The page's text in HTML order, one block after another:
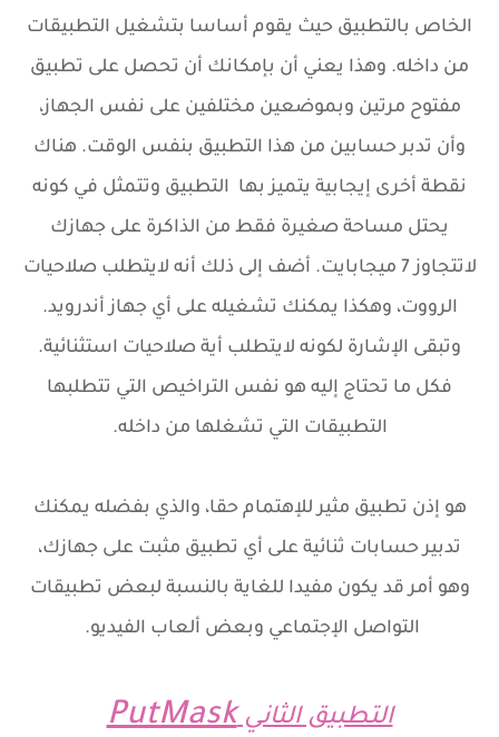
الخاص بالتطبيق حيث يقوم أساسا بتشغيل التطبيقات
من داخله. وهذا يعني أن بإمكانك أن تحصل على تطبيق
مفتوح مرتين وبموضعين مختلفين على نفس الجهاز،
وأن تدبر حسابين من هذا التطبيق بنفس الوقت. هناك
نقطة أخرى إيجابية يتميز بها التطبيق وتتمثل في كونه
يحتل مساحة صغيرة فقط من الذاكرة على جهازك
لاتتجاوز 7 ميجابايت. أضف إلى ذلك أنه لايتطلب صلاحيات
الرووت، وهكذا يمكنك تشغيله على أي جهاز أندرويد.
وتبقى الإشارة لكونه لايتطلب أية صلاحيات استثنائية.
فكل ما تحتاج إليه هو نفس التراخيص التي تتطلبها
التطبيقات التي تشغلها من داخله.
هو إذن تطبيق مثير للإهتمام حقا، والذي بفضله يمكنك
تدبير حسابات ثنائية على أي تطبيق مثبت على جهازك،
وهو أمر قد يكون مفيدا للغاية بالنسبة لبعض تطبيقات
التواصل الإجتماعي وبعض ألعاب الفيديو.
التطبيق الثانيPutMask